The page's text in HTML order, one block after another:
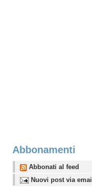
Abbonamenti
Abbonati al feed
Nuovi post via email